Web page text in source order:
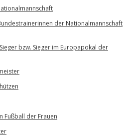
der Nationalmannschaft
bzw. Sieger im Europapokal der
Fußball der Frauen